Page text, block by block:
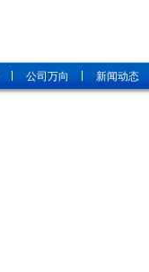
公司万向 新闻动态